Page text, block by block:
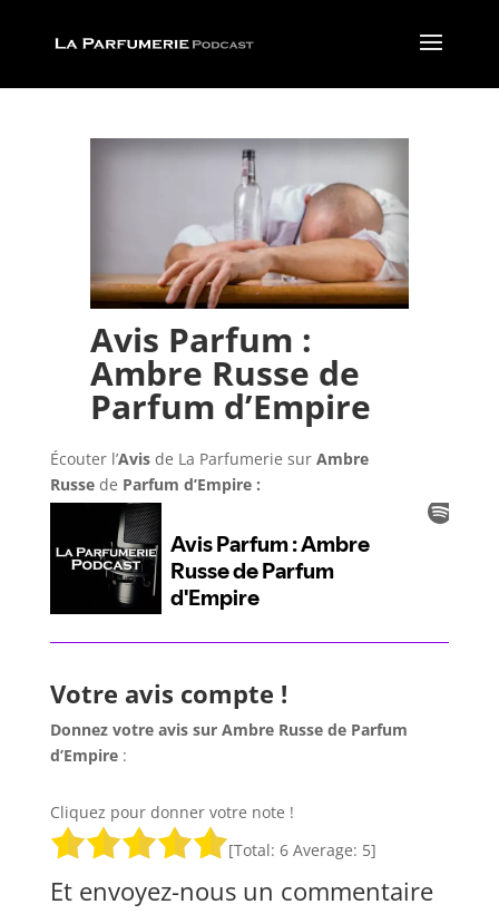
Avis Parfum :
Ambre Russe de
Parfum d’Empire
Écouter l’Avis de La Parfumerie sur Ambre
Russe de Parfum d’Empire :
Votre avis compte !
Donnez votre avis sur Ambre Russe de Parfum
d’Empire:
Cliquez pour donner votre note !
[Total: 6Average: 5]
Et envoyez-nous un commentaire